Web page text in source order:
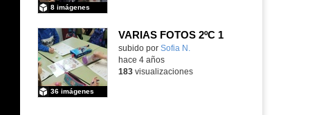
8 imágenes
VARIAS FOTOS 2ºC 1
Contenido educativo.
subido por Sofia N.
36 imágenes
hace 4 años
183visualizaciones